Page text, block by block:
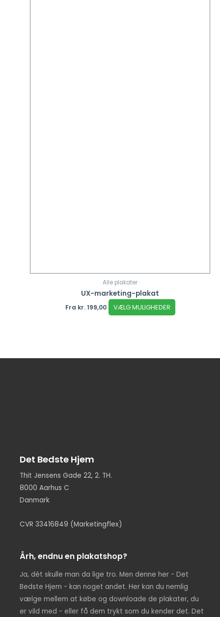
Alle plakater
UX-marketing-plakat
Fra kr.199,00 VÆLG MULIGHEDER
Det Bedste Hjem
Thit Jensens Gade 22, 2. TH.
8000 Aarhus C
Danmark
CVR 33416849 (Marketingflex)
Årh, endnu en plakatshop?
Ja, dét skulle man da lige tro. Men denne her - Det
Bedste Hjem - kan noget andet. Her kan du nemlig
vælge mellem at købe og downloade de plakater, du
er vild med - eller få dem trykt som du kender det. Det